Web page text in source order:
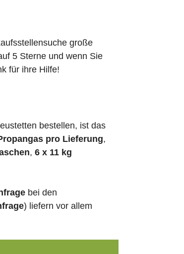
große
5 Sterne und wenn Sie
für ihre Hilfe!
bestellen, ist das
pro Lieferung,
, 6 x 11 kg
bei den
) liefern vor allem